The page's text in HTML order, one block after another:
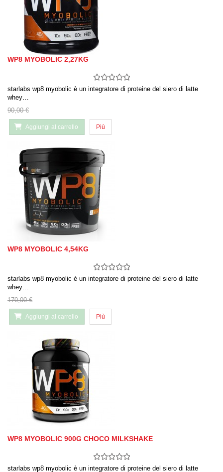
WP8 MYOBOLIC 2,27KG
starlabs wp8 myobolic è un integratore di proteine ​​del siero di latte
whey…
90,00 €
Aggiungi al carrello Più
WP8 MYOBOLIC 4,54KG
starlabs wp8 myobolic è un integratore di proteine ​​del siero di latte
whey…
170,00 €
Aggiungi al carrello Più
WP8 MYOBOLIC 900G CHOCO MILKSHAKE
starlabs wp8 myobolic è un integratore di proteine ​​del siero di latte